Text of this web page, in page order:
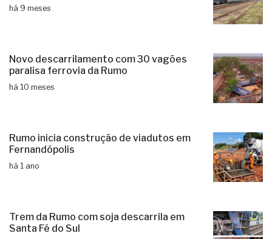
há 9 meses
Novo descarrilamento com 30 vagões
paralisa ferrovia da Rumo
há 10 meses
Rumo inicia construção de viadutos em
Fernandópolis
há 1 ano
Trem da Rumo com soja descarrila em
Santa Fé do Sul